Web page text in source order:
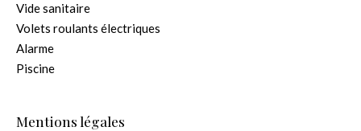
Vide sanitaire
Volets roulants électriques
Alarme
Piscine
Mentions légales